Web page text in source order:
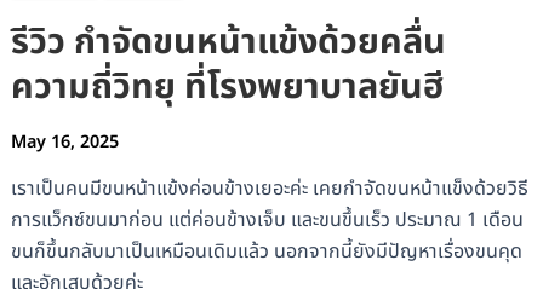
รีวิว กำจัดขนหน้าแข้งด้วยคลื่น
ความถี่วิทยุ ที่โรงพยาบาลยันฮี
May 16, 2025
เราเป็นคนมีขนหน้าแข้งค่อนข้างเยอะค่ะ เคยกำจัดขนหน้าแข็งด้วยวิธี
การแว็กซ์ขนมาก่อน แต่ค่อนข้างเจ็บ และขนขึ้นเร็ว ประมาณ 1 เดือน
ขนก็ขึ้นกลับมาเป็นเหมือนเดิมแล้ว นอกจากนี้ยังมีปัญหาเรื่องขนคุด
และอักเสบด้วยค่ะ